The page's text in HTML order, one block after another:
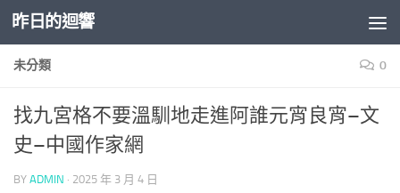
Skip to content
昨日的迴響
未分類 0
找九宮格不要溫馴地走進阿誰元宵良宵–文
史–中國作家網
BY ADMIN · 2025 年 3 月 4 日